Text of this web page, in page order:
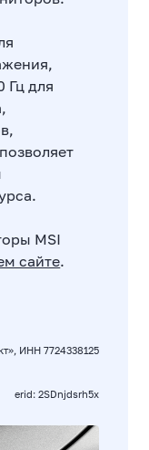
Гц для
MSI
сайте.
ИНН 7724338125
erid: 2SDnjdsrh5x